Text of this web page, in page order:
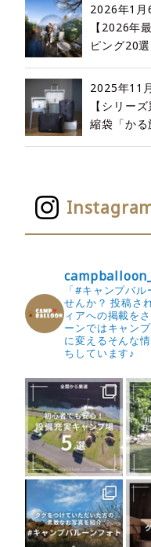
2026年1月
【2026年
ピング20
2025年11
【シリー
縮袋「か
「#キャンプバ
せんか？ 投稿さ
ィアへの掲載を
ーンではキャン
に変えるそんな
ちしています♪